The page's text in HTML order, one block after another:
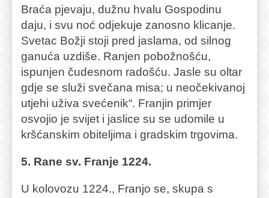
Braća pjevaju, dužnu hvalu Gospodinu
daju, i svu noć odjekuje zanosno klicanje.
Svetac Božji stoji pred jaslama, od silnog
ganuća uzdiše. Ranjen pobožnošću,
ispunjen čudesnom radošću. Jasle su oltar
gdje se služi svečana misa; u neočekivanoj
utjehi uživa svećenik“. Franjin primjer
osvojio je svijet i jaslice su se udomile u
kršćanskim obiteljima i gradskim trgovima.
5. Rane sv. Franje 1224.
U kolovozu 1224., Franjo se, skupa s